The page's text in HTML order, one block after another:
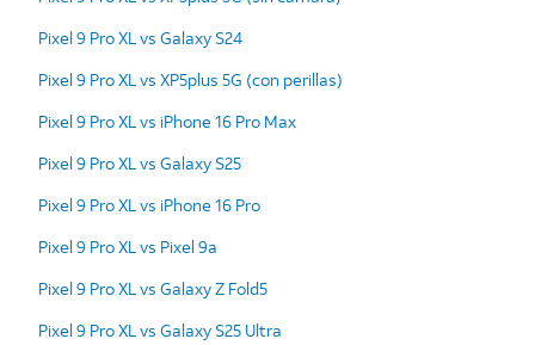
Pixel 9 Pro XL vs Galaxy S24
Pixel 9 Pro XL vs XP5plus 5G (con perillas)
Pixel 9 Pro XL vs iPhone 16 Pro Max
Pixel 9 Pro XL vs Galaxy S25
Pixel 9 Pro XL vs iPhone 16 Pro
Pixel 9 Pro XL vs Pixel 9a
Pixel 9 Pro XL vs Galaxy Z Fold5
Pixel 9 Pro XL vs Galaxy S25 Ultra